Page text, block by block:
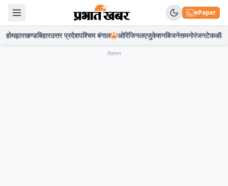
ePaper
होमझारखण्डबिहारउत्तर प्रदेशपश्चिम बंगाल ओरिजिनलएजुकेशनबिजनेसमनोरंजनटेकऑटो
विज्ञापन